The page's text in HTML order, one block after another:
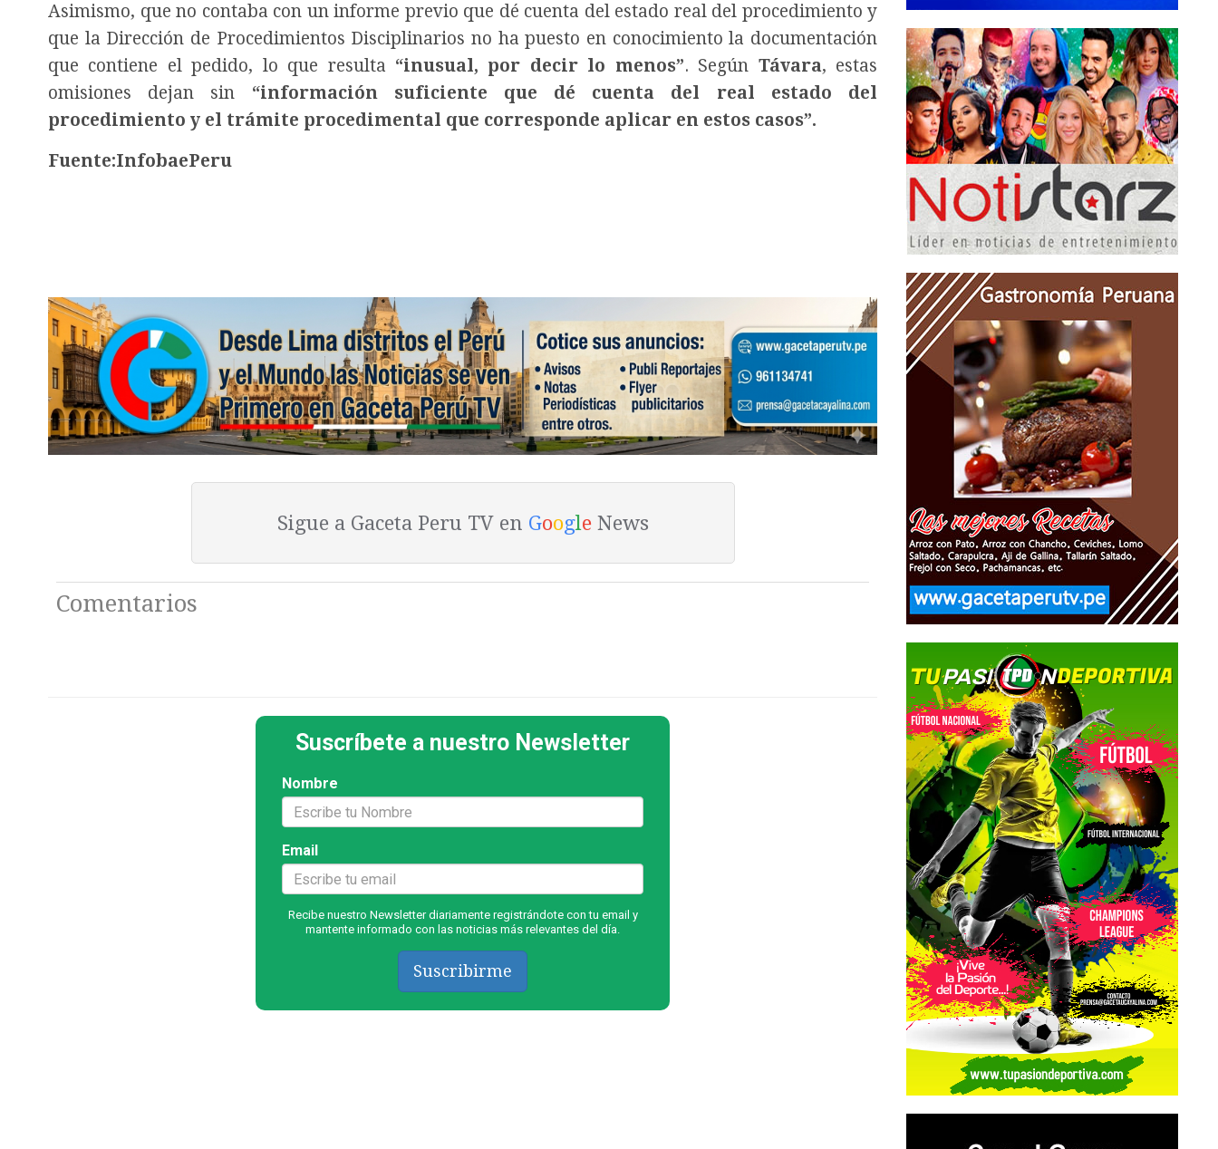
Asimismo, que no contaba con un informe previo que dé cuenta del estado real del procedimiento y
que la Dirección de Procedimientos Disciplinarios no ha puesto en conocimiento la documentación
que contiene el pedido, lo que resulta “inusual, por decir lo menos”. Según Távara, estas
omisiones dejan sin “información suficiente que dé cuenta del real estado del
procedimiento y el trámite procedimental que corresponde aplicar en estos casos”.
Fuente:InfobaePeru
Sigue a Gaceta Peru TV en GoogleNews
Comentarios
Suscríbete a nuestro Newsletter
Nombre
Email
Recibe nuestro Newsletter diariamente registrándote con tu email y
mantente informado con las noticias más relevantes del día.
Suscribirme